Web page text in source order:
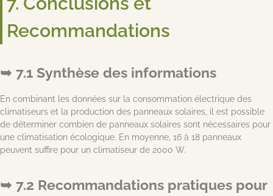
Recommandations
7.1 Synthèse des informations
En combinant les données sur la consommation électrique des
climatiseurs et la production des panneaux solaires, il est possible
de déterminer combien de panneaux solaires sont nécessaires pour
une climatisation écologique. En moyenne, 16 à 18 panneaux
peuvent suffire pour un climatiseur de 2000 W.
7.2 Recommandations pratiques pour